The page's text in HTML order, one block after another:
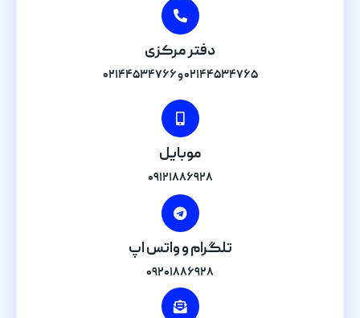
دفتر مرکزی
۰۲۱۴۴۵۳۴۷۶۵ و ۰۲۱۴۴۵۳۴۷۶۶
موبایل
۰۹۱۲۱۸۸۶۹۲۸
تلگرام و واتس اپ
۰۹۲۰۱۸۸۶۹۲۸